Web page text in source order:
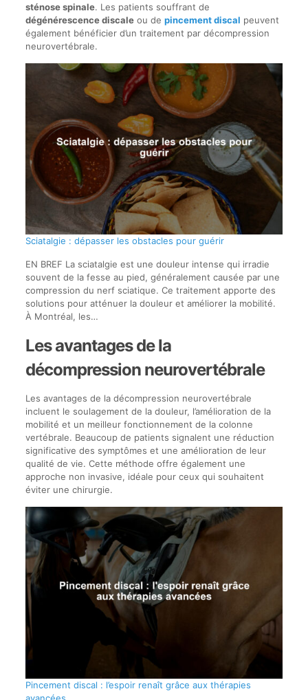
sténose spinale. Les patients souffrant de
dégénérescence discaleou de pincement discal peuvent
également bénéficier d’un traitement par décompression
neurovertébrale.
Sciatalgie : dépasser les obstacles pour guérir
EN BREF La sciatalgie est une douleur intense qui irradie
souvent de la fesse au pied, généralement causée par une
compression du nerf sciatique. Ce traitement apporte des
solutions pour atténuer la douleur et améliorer la mobilité.
À Montréal, les…
Les avantages de la
décompression neurovertébrale
Les avantages de la décompression neurovertébrale
incluent le soulagement de la douleur, l’amélioration de la
mobilité et un meilleur fonctionnement de la colonne
vertébrale. Beaucoup de patients signalent une réduction
significative des symptômes et une amélioration de leur
qualité de vie. Cette méthode offre également une
approche non invasive, idéale pour ceux qui souhaitent
éviter une chirurgie.
Pincement discal : l’espoir renaît grâce aux thérapies
avancées